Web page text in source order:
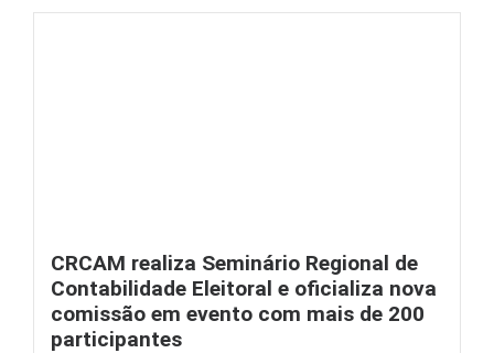
CRCAM realiza Seminário Regional de
Contabilidade Eleitoral e oficializa nova
comissão em evento com mais de 200
participantes